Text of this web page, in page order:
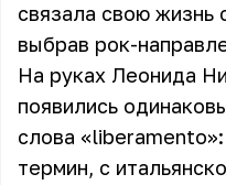
связала свою жизнь
выбрав рок-
На руках Леонида
появились
слова
термин, с